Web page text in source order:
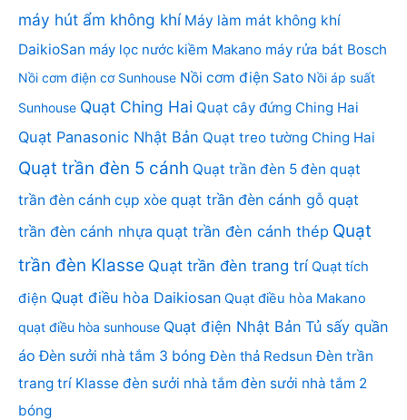
máy hút ẩm không khí Máy làm mát không khí
DaikioSan máy lọc nước kiềm Makano máy rửa bát Bosch
Nồi cơm điện cơ Sunhouse Nồi cơm điện Sato Nồi áp suất
Sunhouse Quạt Ching Hai Quạt cây đứng Ching Hai
Quạt Panasonic Nhật Bản Quạt treo tường Ching Hai
Quạt trần đèn 5 cánh Quạt trần đèn 5 đèn quạt
trần đèn cánh cụp xòe quạt trần đèn cánh gỗ quạt
trần đèn cánh nhựa quạt trần đèn cánh thép Quạt
trần đèn Klasse Quạt trần đèn trang trí Quạt tích
điện Quạt điều hòa Daikiosan Quạt điều hòa Makano
quạt điều hòa sunhouse Quạt điện Nhật Bản Tủ sấy quần
áo Đèn sưởi nhà tắm 3 bóng Đèn thả Redsun Đèn trần
trang trí Klasse đèn sưởi nhà tắm đèn sưởi nhà tắm 2
bóng